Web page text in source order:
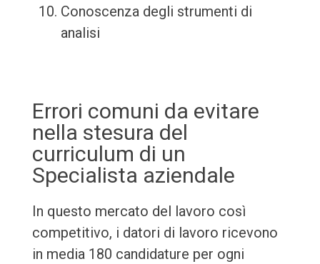
Conoscenza degli strumenti di
analisi
Errori comuni da evitare
nella stesura del
curriculum di un
Specialista aziendale
In questo mercato del lavoro così
competitivo, i datori di lavoro ricevono
in media 180 candidature per ogni